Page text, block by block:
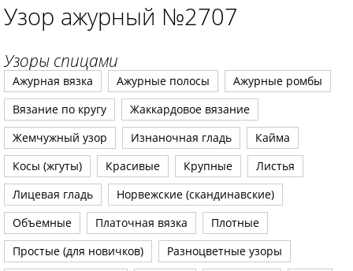
Узор ажурный №2707
Узоры спицами
Ажурная вязка Ажурные полосы
Ажурные ромбы
Вязание по кругу
Жаккардовое вязание
Жемчужный узор
Изнаночная гладь
Кайма
Косы (жгуты)
Красивые Крупные
Листья
Лицевая гладь
Норвежские (скандинавские)
Объемные
Платочная вязка
Плотные
Простые (для новичков)
Разноцветные узоры